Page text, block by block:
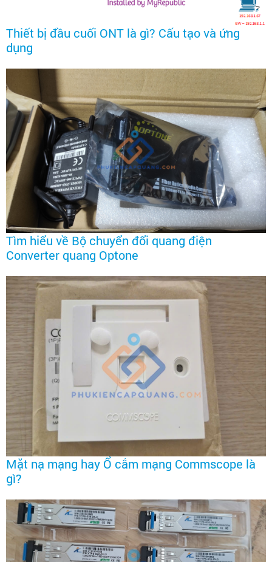
Thiết bị đầu cuối ONT là gì? Cấu tạo và ứng
dụng
Tìm hiểu về Bộ chuyển đổi quang điện
Converter quang Optone
​​Mặt nạ mạng hay Ổ cắm mạng Commscope là
gì?